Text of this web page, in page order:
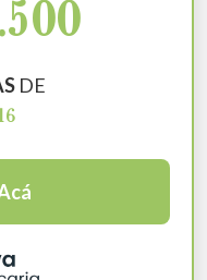
DE